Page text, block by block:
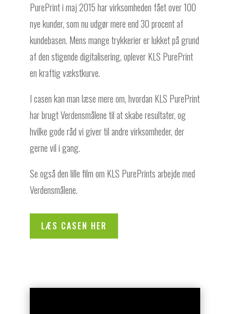
PurePrint i maj 2015 har virksomheden fået over 100
nye kunder, som nu udgør mere end 30 procent af
kundebasen. Mens mange trykkerier er lukket på grund
af den stigende digitalisering, oplever KLS PurePrint
en kraftig vækstkurve.
I casen kan man læse mere om, hvordan KLS PurePrint
har brugt Verdensmålene til at skabe resultater, og
hvilke gode råd vi giver til andre virksomheder, der
gerne vil i gang.
Se også den lille film om KLS PurePrints arbejde med
Verdensmålene.
LÆS CASEN HER